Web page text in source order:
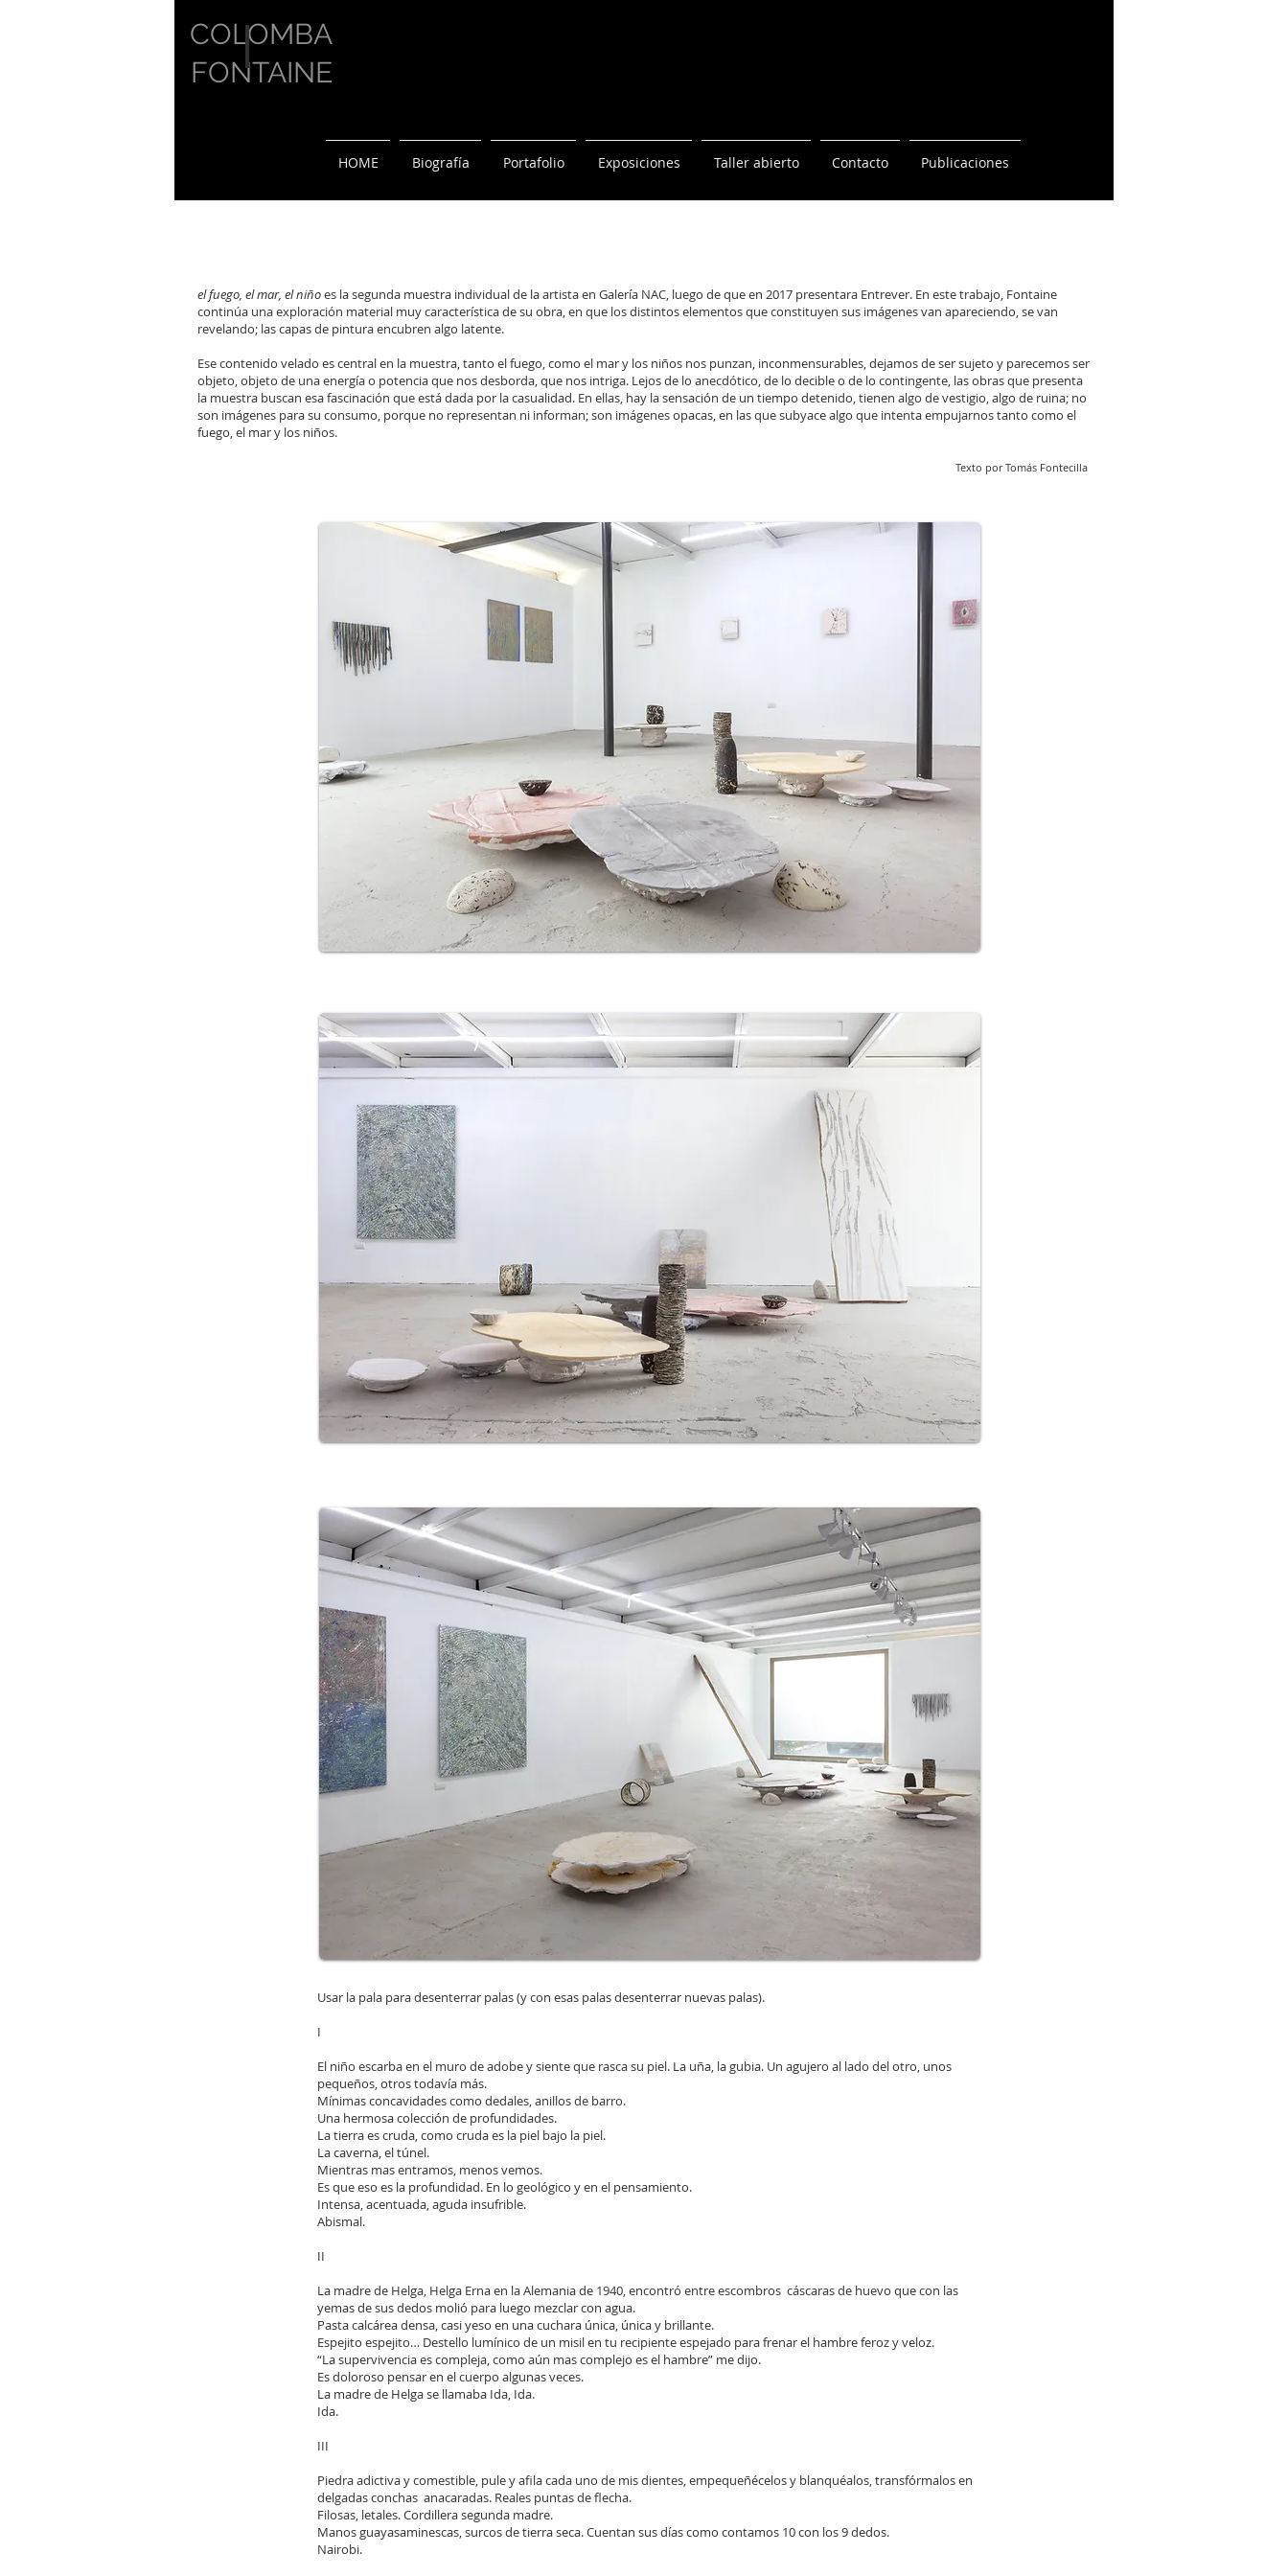
COLOMBA
FONTAINE
HOME Biografía Portafolio Exposiciones Taller abierto Contacto Publicaciones
el fuego, el mar, el niñoes la segunda muestra individual de la artista en Galería NAC, luego de que en 2017 presentara Entrever. En este trabajo, Fontaine
continúa una exploración material muy característica de su obra, en que los distintos elementos que constituyen sus imágenes van apareciendo, se van
revelando; las capas de pintura encubren algo latente.
Ese contenido velado es central en la muestra, tanto el fuego, como el mar y los niños nos punzan, inconmensurables, dejamos de ser sujeto y parecemos ser
objeto, objeto de una energía o potencia que nos desborda, que nos intriga. Lejos de lo anecdótico, de lo decible o de lo contingente, las obras que presenta
la muestra buscan esa fascinación que está dada por la casualidad. En ellas, hay la sensación de un tiempo detenido, tienen algo de vestigio, algo de ruina; no
son imágenes para su consumo, porque no representan ni informan; son imágenes opacas, en las que subyace algo que intenta empujarnos tanto como el
fuego, el mar y los niños.
Texto por Tomás Fontecilla
Usar la pala para desenterrar palas (y con esas palas desenterrar nuevas palas).
I
El niño escarba en el muro de adobe y siente que rasca su piel. La uña, la gubia. Un agujero al lado del otro, unos
pequeños, otros todavía más.
Mínimas concavidades como dedales, anillos de barro.
Una hermosa colección de profundidades.
La tierra es cruda, como cruda es la piel bajo la piel.
La caverna, el túnel.
Mientras mas entramos, menos vemos.
Es que eso es la profundidad. En lo geológico y en el pensamiento.
Intensa, acentuada, aguda insufrible.
Abismal.
II
La madre de Helga, Helga Erna en la Alemania de 1940, encontró entre escombros cáscaras de huevo que con las
yemas de sus dedos molió para luego mezclar con agua.
Pasta calcárea densa, casi yeso en una cuchara única, única y brillante.
Espejito espejito… Destello lumínico de un misil en tu recipiente espejado para frenar el hambre feroz y veloz.
“La supervivencia es compleja, como aún mas complejo es el hambre” me dijo.
Es doloroso pensar en el cuerpo algunas veces.
La madre de Helga se llamaba Ida, Ida.
Ida.
III
Piedra adictiva y comestible, pule y afila cada uno de mis dientes, empequeñécelos y blanquéalos, transfórmalos en
delgadas conchas anacaradas. Reales puntas de flecha.
Filosas, letales. Cordillera segunda madre.
Manos guayasaminescas, surcos de tierra seca. Cuentan sus días como contamos 10 con los 9 dedos.
Nairobi.